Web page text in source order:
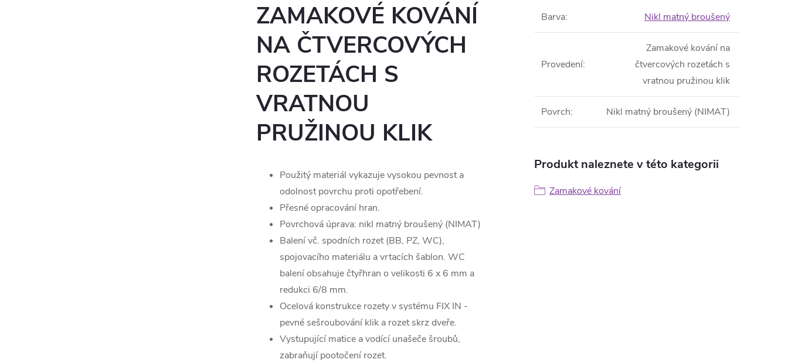
ZAMAKOVÉ KOVÁNÍ
NA ČTVERCOVÝCH
ROZETÁCH S
VRATNOU
PRUŽINOU KLIK
Použitý materiál vykazuje vysokou pevnost a
odolnost povrchu proti opotřebení.
Přesné opracování hran.
Povrchová úprava: nikl matný broušený (NIMAT)
Balení vč. spodních rozet (BB, PZ, WC),
spojovacího materiálu a vrtacích šablon. WC
balení obsahuje čtyřhran o velikosti 6 x 6 mm a
redukci 6/8 mm.
Ocelová konstrukce rozety v systému FIX IN -
pevné sešroubování klik a rozet skrz dveře.
Vystupující matice a vodící unašeče šroubů,
zabraňují pootočení rozet.
Barva: Nikl matný broušený
Provedení:
Zamakové kování na
čtvercových rozetách s
vratnou pružinou klik
Povrch: Nikl matný broušený (NIMAT)
Produkt naleznete v této kategorii
Zamakové kování